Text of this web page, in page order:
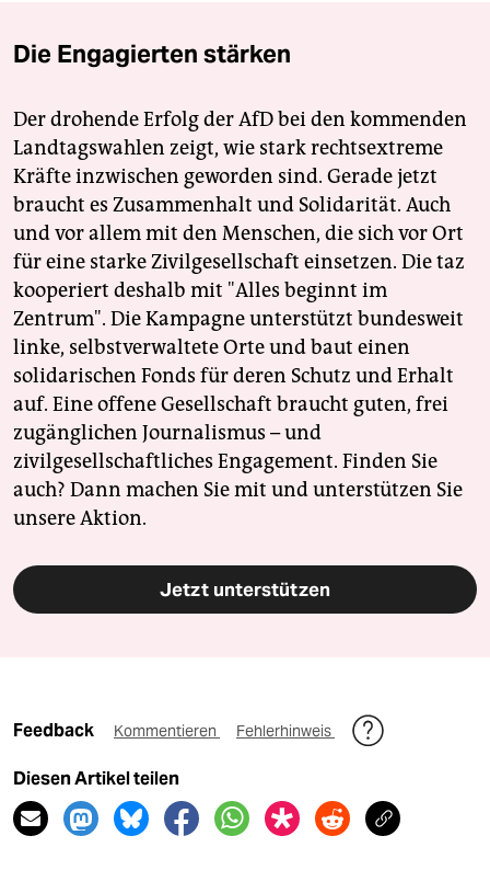
Die Engagierten stärken
Der drohende Erfolg der AfD bei den kommenden
Landtagswahlen zeigt, wie stark rechtsextreme
Kräfte inzwischen geworden sind. Gerade jetzt
braucht es Zusammenhalt und Solidarität. Auch
und vor allem mit den Menschen, die sich vor Ort
für eine starke Zivilgesellschaft einsetzen. Die taz
kooperiert deshalb mit "Alles beginnt im
Zentrum". Die Kampagne unterstützt bundesweit
linke, selbstverwaltete Orte und baut einen
solidarischen Fonds für deren Schutz und Erhalt
auf. Eine offene Gesellschaft braucht guten, frei
zugänglichen Journalismus – und
zivilgesellschaftliches Engagement. Finden Sie
auch? Dann machen Sie mit und unterstützen Sie
unsere Aktion.
Jetzt unterstützen
Feedback Kommentieren Fehlerhinweis
Diesen Artikel teilen